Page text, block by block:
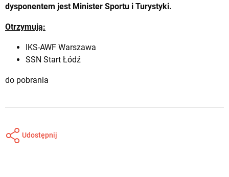
dysponentem jest Minister Sportu i Turystyki.
Otrzymują:
IKS-AWF Warszawa
SSN Start Łódź
do pobrania
Udostępnij